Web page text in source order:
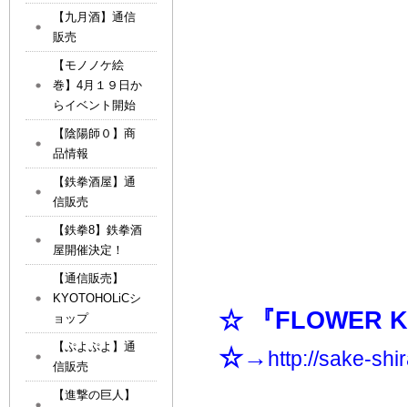
☆ 『FLOWER
☆→ http://sake-
【九月酒】通信
販売
【モノノケ絵
巻】4月１９日か
らイベント開始
【陰陽師０】商
品情報
【鉄拳酒屋】通
信販売
【鉄拳8】鉄拳酒
屋開催決定！
【通信販売】
KYOTOHOLiCシ
ョップ
【ぷよぷよ】通
信販売
【進撃の巨人】